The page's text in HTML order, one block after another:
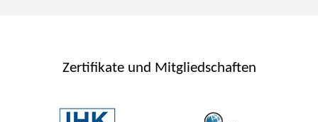
Zertifikate und Mitgliedschaften